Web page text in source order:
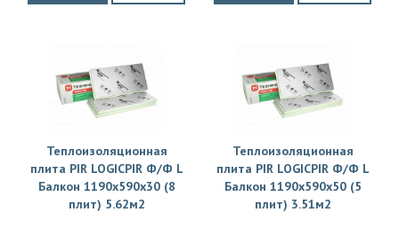
Теплоизоляционная
плита PIR LOGICPIR Ф/Ф L
Балкон 1190х590х30 (8
плит) 5.62м2
Теплоизоляционная
плита PIR LOGICPIR Ф/Ф L
Балкон 1190х590х50 (5
плит) 3.51м2